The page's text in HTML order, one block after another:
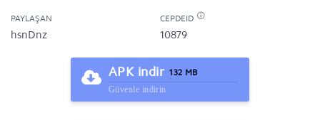
PAYLAŞAN
hsnDnz
CEPDEID
10879
APK indir 132 MB
Güvenle indirin